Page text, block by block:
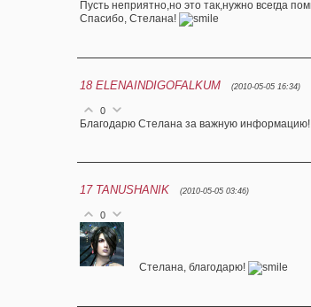
Пусть неприятно,но это так,нужно всегда
Спасибо, Стелана!
18 ELENAINDIGOFALKUM (2010-05-05 16:34)
0
Благодарю Стелана за важную информацию!
17 TANUSHANIK (2010-05-05 03:46)
0
Стелана, благодарю!